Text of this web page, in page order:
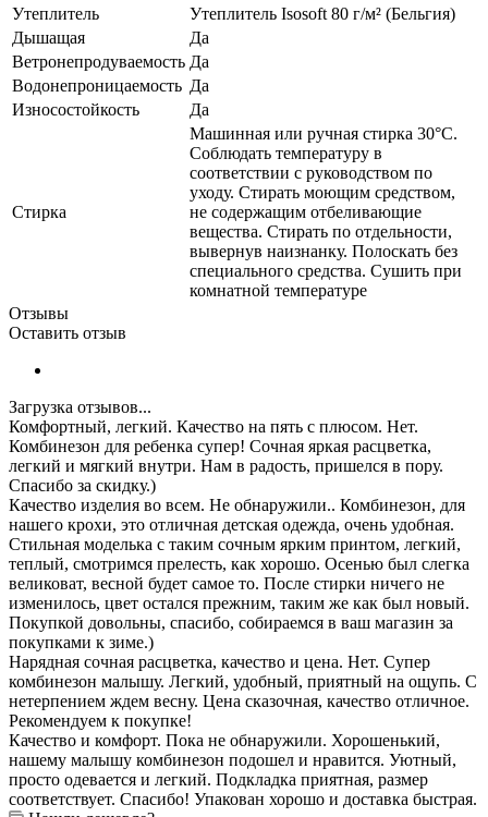
Утеплитель
Утеплитель Isosoft 80 г/м² (Бельгия)
Дышащая
Да
Ветронепродуваемость Да
Водонепроницаемость Да
Износостойкость
Да
Стирка
Машинная или ручная стирка 30°C.
Соблюдать температуру в
соответствии с руководством по
уходу. Стирать моющим средством,
не содержащим отбеливающие
вещества. Стирать по отдельности,
вывернув наизнанку. Полоскать без
специального средства. Сушить при
комнатной температуре
Отзывы
Оставить отзыв
Загрузка отзывов...
Комфортный, легкий. Качество на пять с плюсом. Нет.
Комбинезон для ребенка супер! Сочная яркая расцветка,
легкий и мягкий внутри. Нам в радость, пришелся в пору.
Спасибо за скидку.)
Качество изделия во всем. Не обнаружили.. Комбинезон, для
нашего крохи, это отличная детская одежда, очень удобная.
Стильная моделька с таким сочным ярким принтом, легкий,
теплый, смотримся прелесть, как хорошо. Осенью был слегка
великоват, весной будет самое то. После стирки ничего не
изменилось, цвет остался прежним, таким же как был новый.
Покупкой довольны, спасибо, собираемся в ваш магазин за
покупками к зиме.)
Нарядная сочная расцветка, качество и цена. Нет. Супер
комбинезон малышу. Легкий, удобный, приятный на ощупь. С
нетерпением ждем весну. Цена сказочная, качество отличное.
Рекомендуем к покупке!
Качество и комфорт. Пока не обнаружили. Хорошенький,
нашему малышу комбинезон подошел и нравится. Уютный,
просто одевается и легкий. Подкладка приятная, размер
соответствует. Спасибо! Упакован хорошо и доставка быстрая.